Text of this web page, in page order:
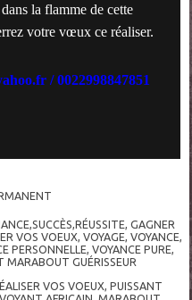
la flamme de cette
votre vœux ce réaliser.
/ 0022998847851
,GAGNER
VOS VOEUX, VOYAGE, VOYANCE,
PERSONNELLE, VOYANCE PURE,
MARABOUT GUÉRISSEUR
VOS VOEUX, PUISSANT